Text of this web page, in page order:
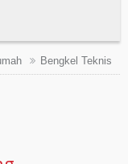
Bengkel Teknis